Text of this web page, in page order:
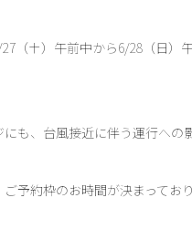
（土）午前中から6/28（日
も、台風接近に伴う運行への
予約枠のお時間が決まっており